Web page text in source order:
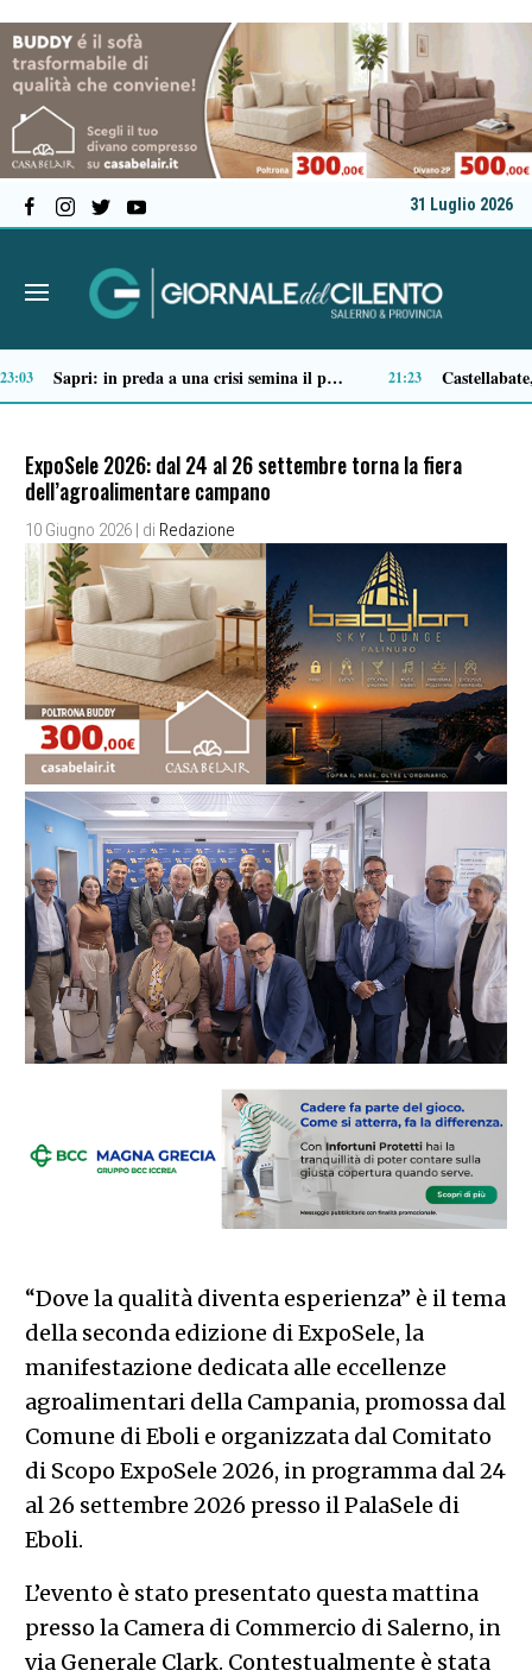
31 Luglio 2026
Tortorella celebra la Fiera di San Basilio: tra antichi mestieri, bestiame e la musica della Bandabardò 14:49
ExpoSele 2026: dal 24 al 26 settembre torna la fiera
dell’agroalimentare campano
10 Giugno 2026 | di Redazione
“Dove la qualità diventa esperienza” è il tema
della seconda edizione di ExpoSele, la
manifestazione dedicata alle eccellenze
agroalimentari della Campania, promossa dal
Comune di Eboli e organizzata dal Comitato
di Scopo ExpoSele 2026, in programma dal 24
al 26 settembre 2026 presso il PalaSele di
Eboli.
L’evento è stato presentato questa mattina
presso la Camera di Commercio di Salerno, in
via Generale Clark. Contestualmente è stata